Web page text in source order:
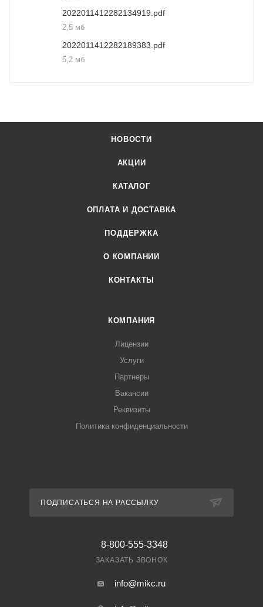
2022011412282134919.pdf
2,5 мб
2022011412282189383.pdf
5,2 мб
НОВОСТИ
АКЦИИ
КАТАЛОГ
ОПЛАТА И ДОСТАВКА
ПОДДЕРЖКА
О КОМПАНИИ
КОНТАКТЫ
КОМПАНИЯ
Лицензии
Услуги
Партнеры
Вакансии
Реквизиты
Политика конфиденциальности
ПОДПИСАТЬСЯ НА РАССЫЛКУ
8-800-555-3348
ЗАКАЗАТЬ ЗВОНОК
info@mikc.ru